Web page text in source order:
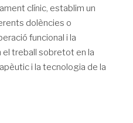
clínic, establim un
dolències o
funcional i la
el treball sobretot en la
i la tecnologia de la